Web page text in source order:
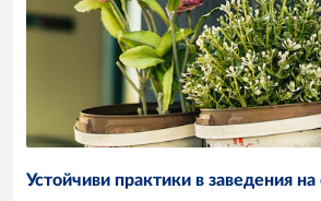
Устойчиви практики в заведения на